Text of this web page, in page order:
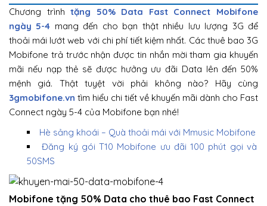
Chương trìnhtặng 50% Data Fast Connect Mobifone
ngày 5-4 mang đến cho bạn thật nhiều lưu lượng 3G để
thoải mái lướt web với chi phí tiết kiệm nhất. Các thuê bao 3G
Mobifone trả trước nhận được tin nhắn mời tham gia khuyến
mãi nếu nạp thẻ sẽ được hưởng ưu đãi Data lên đến 50%
mệnh giá. Thật tuyệt vời phải không nào? Hãy cùng
3gmobifone.vn tìm hiểu chi tiết về khuyến mãi dành cho Fast
Connect ngày 5-4 của Mobifone bạn nhé!
Hè sảng khoái – Quà thoải mái với Mmusic Mobifone
Đăng ký gói T10 Mobifone ưu đãi 100 phút gọi và
50SMS
Mobifone tặng 50% Data cho thuê bao Fast Connect